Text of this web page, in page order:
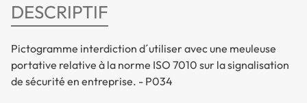
DESCRIPTIF
Pictogramme interdiction d´utiliser avec une meuleuse
portative relative à la norme ISO 7010 sur la signalisation
de sécurité en entreprise. - P034